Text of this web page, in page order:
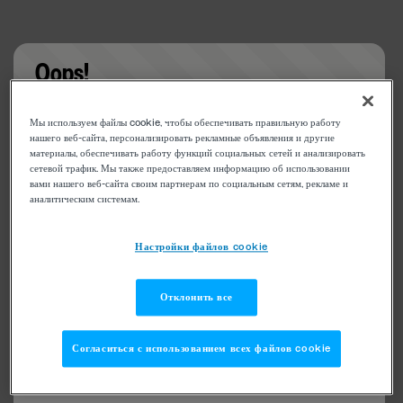
Oops!
Something went wrong. Please try refreshing the
app
Мы используем файлы cookie, чтобы обеспечивать правильную работу
нашего веб-сайта, персонализировать рекламные объявления и другие
материалы, обеспечивать работу функций социальных сетей и анализировать
сетевой трафик. Мы также предоставляем информацию об использовании
вами нашего веб-сайта своим партнерам по социальным сетям, рекламе и
аналитическим системам.
Настройки файлов cookie
Отклонить все
Согласиться с использованием всех файлов cookie